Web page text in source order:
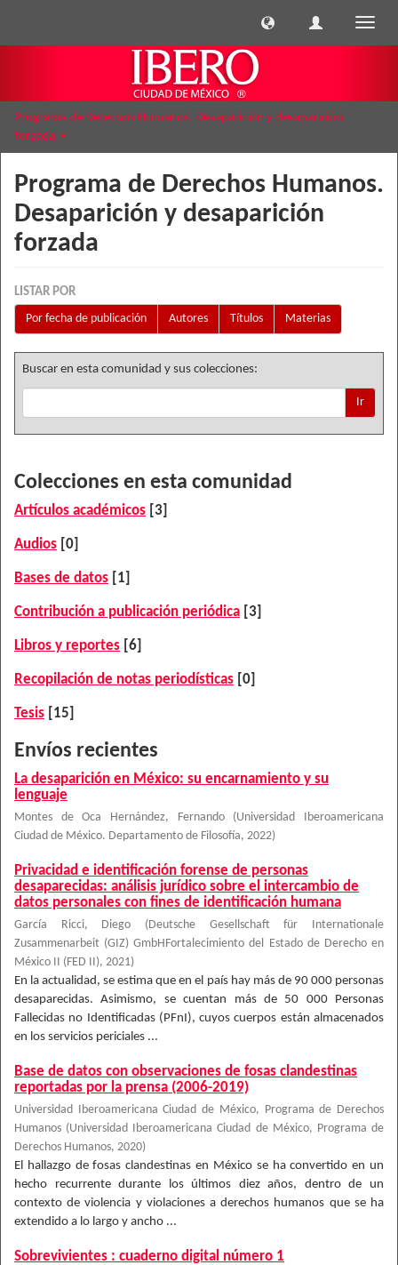
Programa de Derechos Humanos. Desaparición y desaparición
forzada
Programa de Derechos Humanos.
Desaparición y desaparición
forzada
LISTAR POR
Por fecha de publicación
Autores Títulos Materias
Buscar en esta comunidad y sus colecciones:
Ir
Colecciones en esta comunidad
Artículos académicos [3]
Audios [0]
Bases de datos [1]
Contribución a publicación periódica [3]
Libros y reportes [6]
Recopilación de notas periodísticas [0]
Tesis [15]
Envíos recientes
La desaparición en México: su encarnamiento y su
lenguaje
Montes de Oca Hernández, Fernando (Universidad Iberoamericana
Ciudad de México. Departamento de Filosofía, 2022)
Privacidad e identificación forense de personas
desaparecidas: análisis jurídico sobre el intercambio de
datos personales con fines de identificación humana
García Ricci, Diego ( Deutsche Gesellschaft für Internationale
Zusammenarbeit (GIZ) GmbHFortalecimiento del Estado de Derecho en
México II (FED II), 2021)
En la actualidad, se estima que en el país hay más de 90 000 personas
desaparecidas. Asimismo, se cuentan más de 50 000 Personas
Fallecidas no Identificadas (PFnI), cuyos cuerpos están almacenados
en los servicios periciales ...
Base de datos con observaciones de fosas clandestinas
reportadas por la prensa (2006-2019)
Universidad Iberoamericana Ciudad de México, Programa de Derechos
Humanos (Universidad Iberoamericana Ciudad de México, Programa de
Derechos Humanos, 2020)
El hallazgo de fosas clandestinas en México se ha convertido en un
hecho recurrente durante los últimos diez años, dentro de un
contexto de violencia y violaciones a derechos humanos que se ha
extendido a lo largo y ancho ...
Sobrevivientes : cuaderno digital número 1